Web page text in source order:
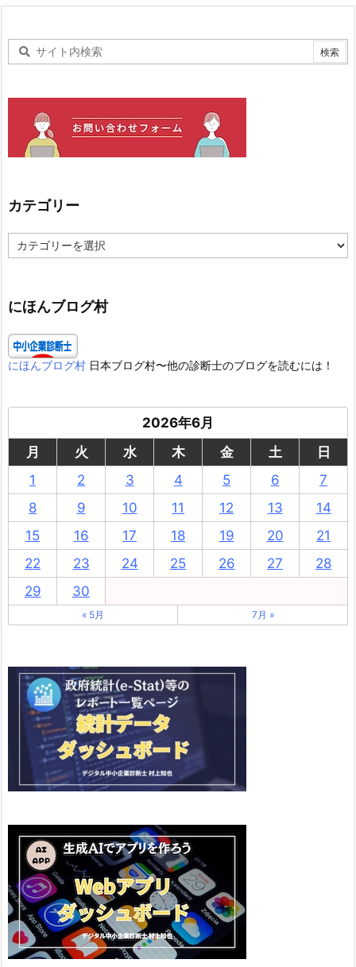
カテゴリー
テ
ー
にほんブログ村
にほんブログ村 日本ブログ村〜他の診断士のブログを読むには！
2026年6月
月
火 水 木 金 土
日
1
2 3 4 5 6
7
8
9 10 11 12 13
14
15
16 17 18 19 20
21
22
23 24 25 26 27
28
29
30
« 5月 7月 »